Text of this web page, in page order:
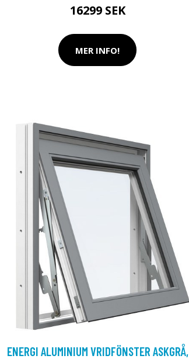
16299 SEK
MER INFO!
ENERGI ALUMINIUM VRIDFÖNSTER ASKGRÅ,